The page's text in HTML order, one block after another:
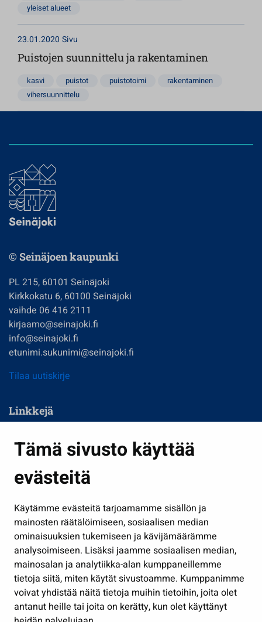
Tämä sivusto käyttää
evästeitä
Käytämme evästeitä tarjoamamme sisällön ja
mainosten räätälöimiseen, sosiaalisen median
ominaisuuksien tukemiseen ja kävijämäärämme
analysoimiseen. Lisäksi jaamme sosiaalisen median,
mainosalan ja analytiikka-alan kumppaneillemme
tietoja siitä, miten käytät sivustoamme. Kumppanimme
voivat yhdistää näitä tietoja muihin tietoihin, joita olet
antanut heille tai joita on kerätty, kun olet käyttänyt
yleiset alueet
23.01.2020 Sivu
Puistojen suunnittelu ja rakentaminen
kasvi puistot puistotoimi
rakentaminen
vihersuunnittelu
© Seinäjoen kaupunki
PL 215, 60101 Seinäjoki
Kirkkokatu 6, 60100 Seinäjoki
vaihde 06 416 2111
kirjaamo@seinajoki.fi
info@seinajoki.fi
etunimi.sukunimi@seinajoki.fi
Tilaa uutiskirje
Linkkejä
Kasvatus ja opetus
Kulttuuri ja liikunta
Työ ja yrittäminen
Osallistu ja asioi
Näytä omat evästeasetukseni
Seuraa meitä